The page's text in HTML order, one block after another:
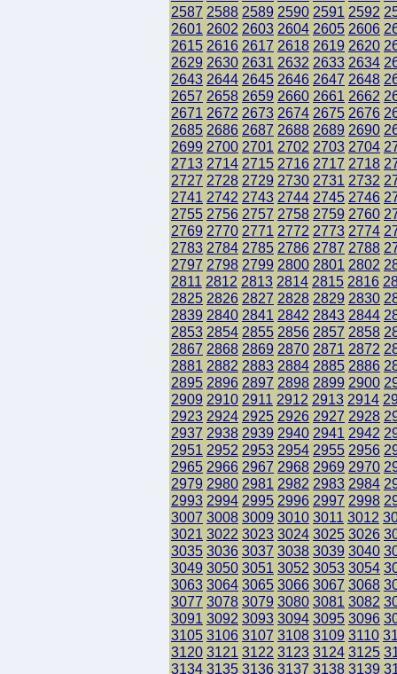
2587 2588 2589 2590 2591 2592
2601 2602 2603 2604 2605 2606
2615 2616 2617 2618 2619 2620
2629 2630 2631 2632 2633 2634
2643 2644 2645 2646 2647 2648
2657 2658 2659 2660 2661 2662
2671 2672 2673 2674 2675 2676
2685 2686 2687 2688 2689 2690
2699 2700 2701 2702 2703 2704
2713 2714 2715 2716 2717 2718
2727 2728 2729 2730 2731 2732
2741 2742 2743 2744 2745 2746
2755 2756 2757 2758 2759 2760
2769 2770 2771 2772 2773 2774
2783 2784 2785 2786 2787 2788
2797 2798 2799 2800 2801 2802
2811 2812 2813 2814 2815 2816
2825 2826 2827 2828 2829 2830
2839 2840 2841 2842 2843 2844
2853 2854 2855 2856 2857 2858
2867 2868 2869 2870 2871 2872
2881 2882 2883 2884 2885 2886
2895 2896 2897 2898 2899 2900
2909 2910 2911 2912 2913 2914
2923 2924 2925 2926 2927 2928
2937 2938 2939 2940 2941 2942
2951 2952 2953 2954 2955 2956
2965 2966 2967 2968 2969 2970
2979 2980 2981 2982 2983 2984
2993 2994 2995 2996 2997 2998
3007 3008 3009 3010 3011 3012
3021 3022 3023 3024 3025 3026
3035 3036 3037 3038 3039 3040
3049 3050 3051 3052 3053 3054
3063 3064 3065 3066 3067 3068
3077 3078 3079 3080 3081 3082
3091 3092 3093 3094 3095 3096
3105 3106 3107 3108 3109 3110
3120 3121 3122 3123 3124 3125
3134 3135 3136 3137 3138 3139